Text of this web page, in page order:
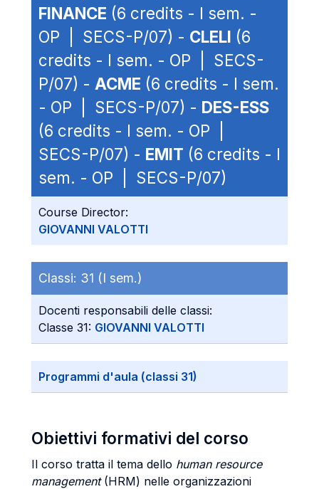
FINANCE (6 credits - I sem. -
OP | SECS-P/07) - CLELI (6
credits - I sem. - OP | SECS-
P/07) - ACME (6 credits - I sem.
- OP | SECS-P/07) - DES-ESS
(6 credits - I sem. - OP |
SECS-P/07) - EMIT (6 credits - I
sem. - OP | SECS-P/07)
Course Director:
GIOVANNI VALOTTI
Classi: 31 (I sem.)
Docenti responsabili delle classi:
Classe 31: GIOVANNI VALOTTI
Programmi d'aula (classi 31)
Obiettivi formativi del corso
Il corso tratta il tema dello human resource
management (HRM) nelle organizzazioni